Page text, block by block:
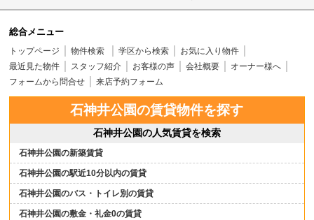
総合メニュー
トップページ 物件検索 学区から検索
お気に入り物件
最近見た物件
スタッフ紹介 お客様の声 会社概要
オーナー様へ
フォームから問合せ
来店予約フォーム
石神井公園の賃貸物件を探す
石神井公園の人気賃貸を検索
石神井公園の新築賃貸
石神井公園の駅近10分以内の賃貸
石神井公園のバス・トイレ別の賃貸
石神井公園の敷金・礼金0の賃貸